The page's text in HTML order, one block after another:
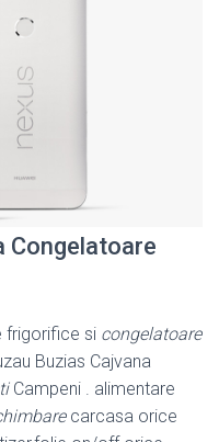
Congelatoare
frigorifice si congelatoare
Buzias Cajvana
Campeni . alimentare
carcasa orice